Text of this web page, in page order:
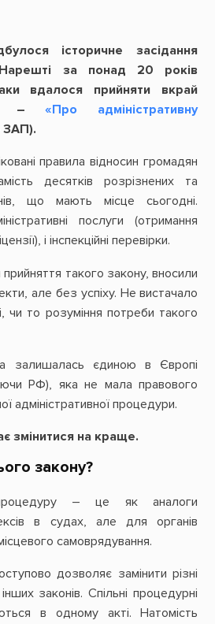
історичне засідання
за понад 20 років
вдалося прийняти вкрай
–«Про адміністративну
ЗАП).
правила відносин громадян
десятків розрізнених та
що мають місце сьогодні.
послуги (отримання
і інспекційні перевірки.
прийняття такого закону, вносили
але без успіху. Не вистачало
чи то розуміння потреби такого
залишалась єдиною в Європі
РФ), яка не мала правового
адміністративної процедури.
змінитися на краще.
закону?
– це як аналоги
в судах, але для органів
самоврядування.
дозволяє замінити різні
законів. Спільні процедурні
в одному акті. Натомість